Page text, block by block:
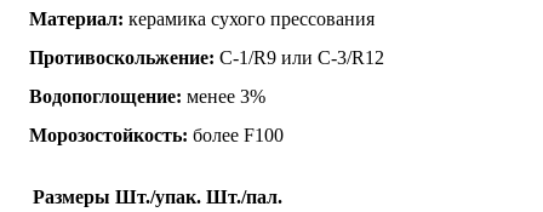
Материал: керамика сухого прессования
Противоскольжение: C-1/R9 или C-3/R12
Водопоглощение: менее 3%
Морозостойкость: более F100
Размеры Шт./упак. Шт./пал.